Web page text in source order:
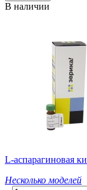
В наличии
L-аспарагиновая
Несколько моделей